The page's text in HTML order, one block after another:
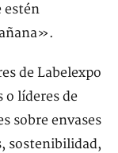
estén
de Labelexpo
o líderes de
sobre envases
sostenibilidad,